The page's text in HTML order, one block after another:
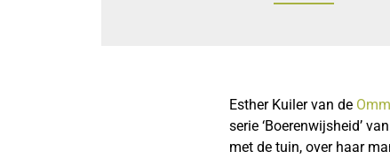
Esther Kuiler van de
serie ‘Boerenwijsheid’
met de tuin, over haar